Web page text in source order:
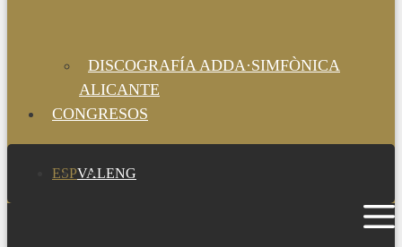
DISCOGRAFÍA ADDA·SIMFÒNICA
ALICANTE
CONGRESOS
ESPVALENG